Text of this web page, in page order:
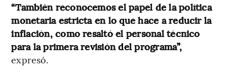
“También reconocemos el papel de la política
monetaria estricta en lo que hace a reducir la
inflación, como resaltó el personal técnico
para la primera revisión del programa”,
expresó.